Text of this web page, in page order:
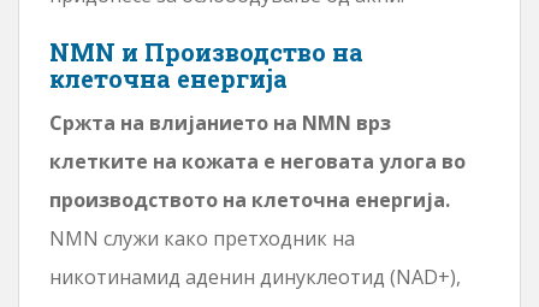
NMN и Производство на
клеточна енергија
Сржта на влијанието на NMN врз
клетките на кожата е неговата улога во
производството на клеточна енергија.
NMN служи како претходник на
никотинамид аденин динуклеотид (NAD+),